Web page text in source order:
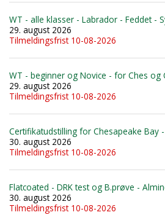
WT - alle klasser - Labrador - Feddet -
29. august 2026
Tilmeldingsfrist 10-08-2026
WT - beginner og Novice - for Ches og
29. august 2026
Tilmeldingsfrist 10-08-2026
Certifikatudstilling for Chesapeake Bay
30. august 2026
Tilmeldingsfrist 10-08-2026
Flatcoated - DRK test og B.prøve -
30. august 2026
Tilmeldingsfrist 10-08-2026